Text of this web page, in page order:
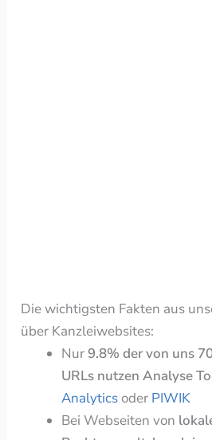
Die wichtigsten Fakten aus
über Kanzleiwebsites:
Nur 9.8% der von uns
URLs nutzen Analyse
Analytics oder PIWIK
Bei Webseiten von